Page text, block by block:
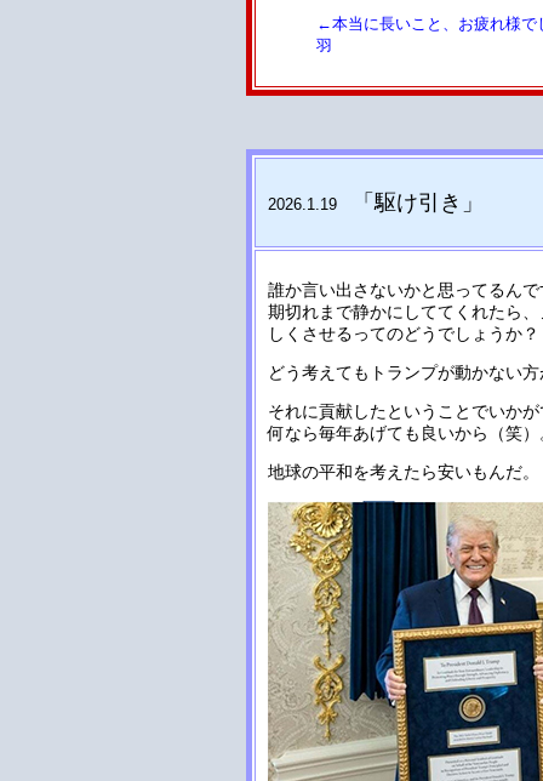
←本当に長いこと、お疲れ様で
羽
2026.1.19 「駆け引き 」
誰か言い出さないかと思ってるん
期切れまで静かにしててくれたら
しくさせるってのどうでしょうか？
どう考えてもトランプが動かない
それに貢献したということでいか
何なら毎年あげても良いから（笑）
地球の平和を考えたら安いもんだ。